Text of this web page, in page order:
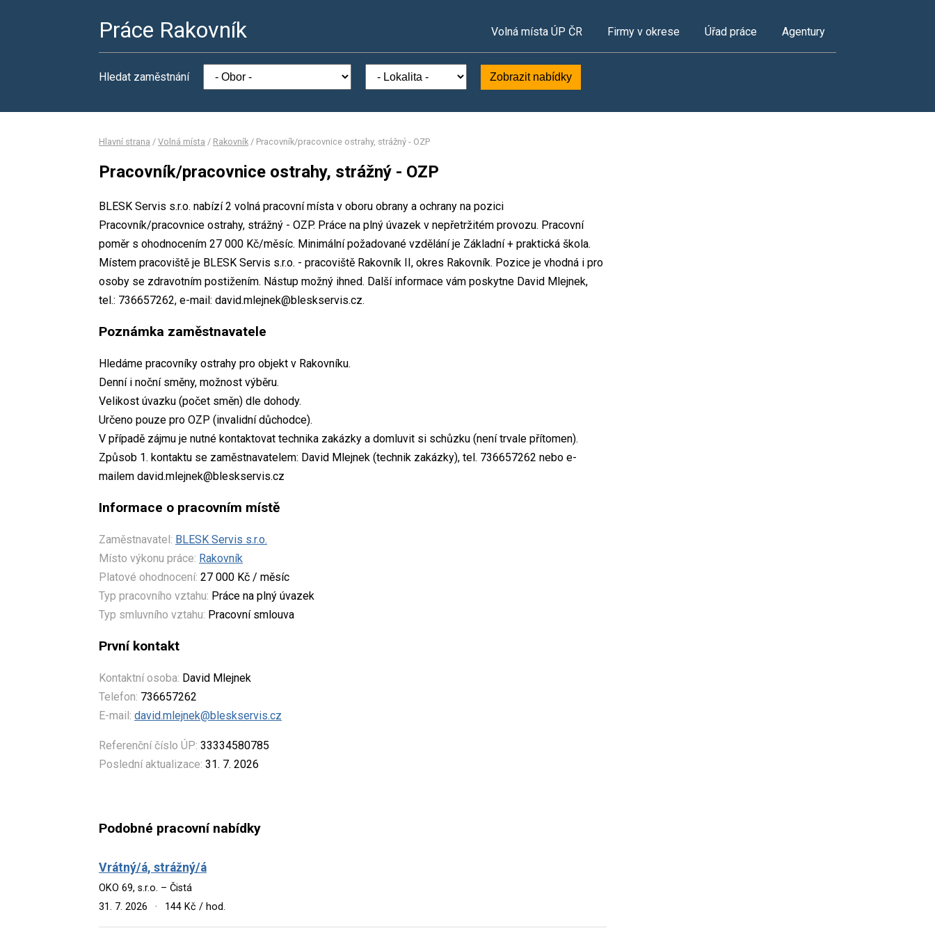
Práce Rakovník Volná místa ÚP ČR Firmy v okrese Úřad práce Agentury
Hledat zaměstnání Zobrazit nabídky
Hlavní strana / Volná místa / Rakovník / Pracovník/pracovnice ostrahy, strážný - OZP
Pracovník/pracovnice ostrahy, strážný - OZP
BLESK Servis s.r.o. nabízí 2 volná pracovní místa v oboru obrany a ochrany na pozici
Pracovník/pracovnice ostrahy, strážný - OZP. Práce na plný úvazek v nepřetržitém provozu. Pracovní
poměr s ohodnocením 27 000 Kč/měsíc. Minimální požadované vzdělání je Základní + praktická škola.
Místem pracoviště je BLESK Servis s.r.o. - pracoviště Rakovník II, okres Rakovník. Pozice je vhodná i pro
osoby se zdravotním postižením. Nástup možný ihned. Další informace vám poskytne David Mlejnek,
tel.: 736657262, e-mail: david.mlejnek@bleskservis.cz.
Poznámka zaměstnavatele
Hledáme pracovníky ostrahy pro objekt v Rakovníku.
Denní i noční směny, možnost výběru.
Velikost úvazku (počet směn) dle dohody.
Určeno pouze pro OZP (invalidní důchodce).
V případě zájmu je nutné kontaktovat technika zakázky a domluvit si schůzku (není trvale přítomen).
Způsob 1. kontaktu se zaměstnavatelem: David Mlejnek (technik zakázky), tel. 736657262 nebo e-
mailem david.mlejnek@bleskservis.cz
Informace o pracovním místě
Zaměstnavatel: BLESK Servis s.r.o.
Místo výkonu práce: Rakovník
Platové ohodnocení: 27 000 Kč / měsíc
Typ pracovního vztahu: Práce na plný úvazek
Typ smluvního vztahu: Pracovní smlouva
První kontakt
Kontaktní osoba: David Mlejnek
Telefon: 736657262
E-mail: david.mlejnek@bleskservis.cz
Referenční číslo ÚP: 33334580785
Poslední aktualizace: 31. 7. 2026
Podobné pracovní nabídky
Vrátný/á, strážný/á
OKO 69, s.r.o. – Čistá
31. 7. 2026
· 144 Kč / hod.